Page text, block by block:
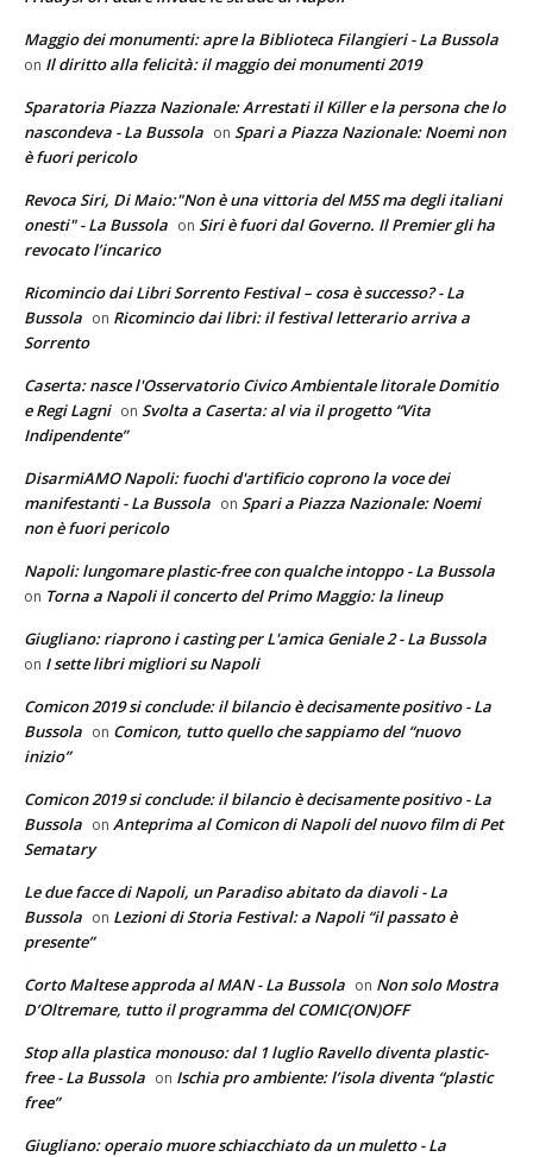
Maggio dei monumenti: apre la Biblioteca Filangieri - La Bussola
on Il diritto alla felicità: il maggio dei monumenti 2019
Sparatoria Piazza Nazionale: Arrestati il Killer e la persona che lo
nascondeva - La Bussola on Spari a Piazza Nazionale: Noemi non
è fuori pericolo
Revoca Siri, Di Maio:"Non è una vittoria del M5S ma degli italiani
onesti" - La Bussola on Siri è fuori dal Governo. Il Premier gli ha
revocato l’incarico
Ricomincio dai Libri Sorrento Festival – cosa è successo? - La
Bussola on Ricomincio dai libri: il festival letterario arriva a
Sorrento
Caserta: nasce l'Osservatorio Civico Ambientale litorale Domitio
e Regi Lagni on Svolta a Caserta: al via il progetto “Vita
Indipendente”
DisarmiAMO Napoli: fuochi d'artificio coprono la voce dei
manifestanti - La Bussola on Spari a Piazza Nazionale: Noemi
non è fuori pericolo
Napoli: lungomare plastic-free con qualche intoppo - La Bussola
on Torna a Napoli il concerto del Primo Maggio: la lineup
Giugliano: riaprono i casting per L'amica Geniale 2 - La Bussola
on I sette libri migliori su Napoli
Comicon 2019 si conclude: il bilancio è decisamente positivo - La
Bussola on Comicon, tutto quello che sappiamo del “nuovo
inizio”
Comicon 2019 si conclude: il bilancio è decisamente positivo - La
Bussola on Anteprima al Comicon di Napoli del nuovo film di Pet
Sematary
Le due facce di Napoli, un Paradiso abitato da diavoli - La
Bussola on Lezioni di Storia Festival: a Napoli “il passato è
presente”
Corto Maltese approda al MAN - La Bussola on Non solo Mostra
D’Oltremare, tutto il programma del COMIC(ON)OFF
Stop alla plastica monouso: dal 1 luglio Ravello diventa plastic-
free - La Bussola on Ischia pro ambiente: l’isola diventa “plastic
free”
Giugliano: operaio muore schiacchiato da un muletto - La